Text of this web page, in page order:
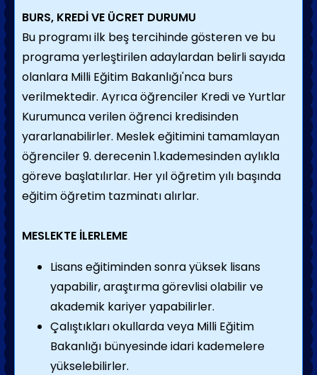
BURS, KREDİ VE ÜCRET DURUMU
Bu programı ilk beş tercihinde gösteren ve bu
programa yerleştirilen adaylardan belirli sayıda
olanlara Milli Eğitim Bakanlığı'nca burs
verilmektedir. Ayrıca öğrenciler Kredi ve Yurtlar
Kurumunca verilen öğrenci kredisinden
yararlanabilirler. Meslek eğitimini tamamlayan
öğrenciler 9. derecenin 1.kademesinden aylıkla
göreve başlatılırlar. Her yıl öğretim yılı başında
eğitim öğretim tazminatı alırlar.
MESLEKTE İLERLEME
Lisans eğitiminden sonra yüksek lisans
yapabilir, araştırma görevlisi olabilir ve
akademik kariyer yapabilirler.
Çalıştıkları okullarda veya Milli Eğitim
Bakanlığı bünyesinde idari kademelere
yükselebilirler.